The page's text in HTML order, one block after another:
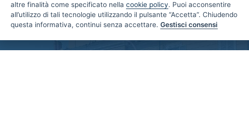
altre finalità come specificato nella cookie policy. Puoi acconsentire
all’utilizzo di tali tecnologie utilizzando il pulsante “Accetta”. Chiudendo
questa informativa, continui senza accettare. Gestisci consensi